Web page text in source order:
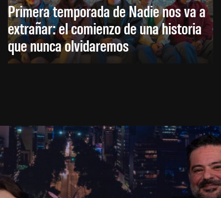
Primera temporada de Nadie nos va a
extrañar: el comienzo de una historia
que nunca olvidaremos